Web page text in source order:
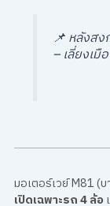
📌หลังสง
– เลี่ยงเมื
มอเตอร์เวย์ M81 (
เปิดเฉพาะรถ 4 ล้อ